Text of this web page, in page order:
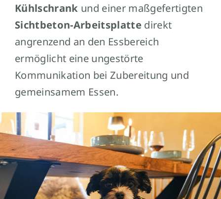
Kühlschrank und einer maßgefertigten
Sichtbeton-Arbeitsplatte direkt
angrenzend an den Essbereich
ermöglicht eine ungestörte
Kommunikation bei Zubereitung und
gemeinsamem Essen.